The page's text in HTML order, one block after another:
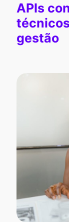
APIs
gestão